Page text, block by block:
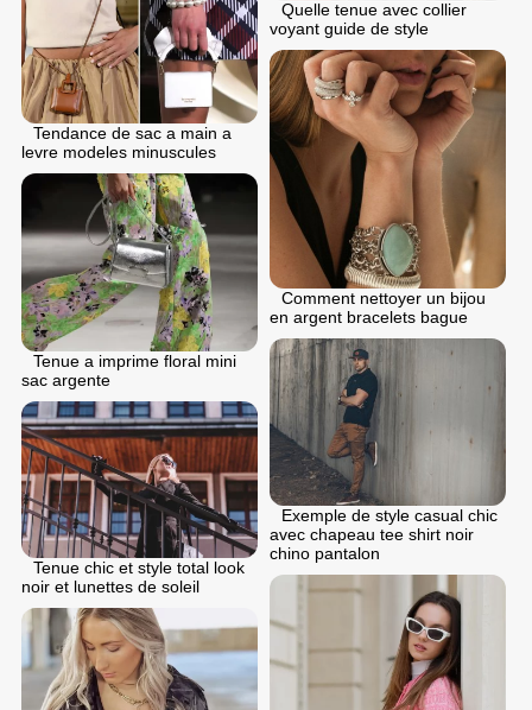
Quelle tenue avec collier
voyant guide de style
Tendance de sac a main a
levre modeles minuscules
Comment nettoyer un bijou
en argent bracelets bague
Tenue a imprime floral mini
sac argente
Exemple de style casual chic
avec chapeau tee shirt noir
chino pantalon
Tenue chic et style total look
noir et lunettes de soleil